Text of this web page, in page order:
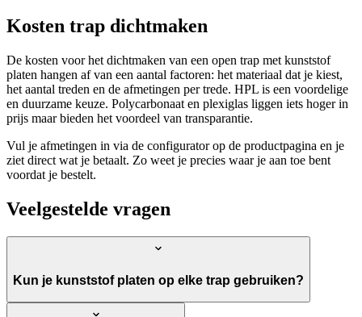
Kosten trap dichtmaken
De kosten voor het dichtmaken van een open trap met kunststof
platen hangen af van een aantal factoren: het materiaal dat je kiest,
het aantal treden en de afmetingen per trede. HPL is een voordelige
en duurzame keuze. Polycarbonaat en plexiglas liggen iets hoger in
prijs maar bieden het voordeel van transparantie.
Vul je afmetingen in via de configurator op de productpagina en je
ziet direct wat je betaalt. Zo weet je precies waar je aan toe bent
voordat je bestelt.
Veelgestelde vragen
Kun je kunststof platen op elke trap gebruiken?